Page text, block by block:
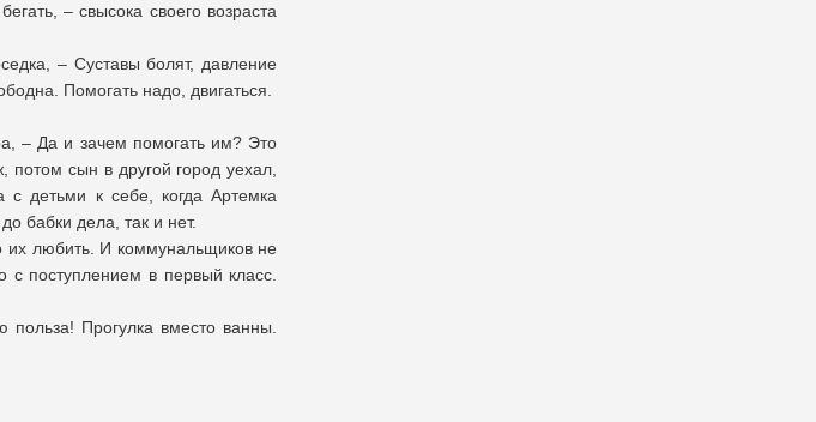
– свысока своего возраста
– Суставы болят, давление
Помогать надо, двигаться.
– Да и зачем помогать им? Это
сын в другой город уехал,
с детьми к себе, когда Артемка
бабки дела, так и нет.
их любить. И коммунальщиков не
с поступлением в первый класс.
Прогулка вместо ванны.